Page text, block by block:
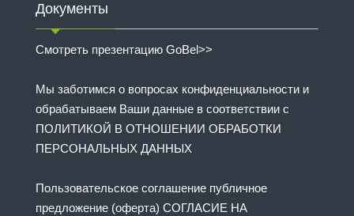
Документы
Смотреть презентацию GoBel>>
Мы заботимся о вопросах конфиденциальности и
обрабатываем Ваши данные в соответствии с
ПОЛИТИКОЙ В ОТНОШЕНИИ ОБРАБОТКИ
ПЕРСОНАЛЬНЫХ ДАННЫХ
Пользовательское соглашение публичное
предложение (оферта) СОГЛАСИЕ НА